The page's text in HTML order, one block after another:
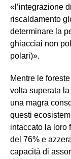
«l’integrazione
riscaldamento
determinare la
ghiacciai non
polari)».
Mentre le
volta superata
una magra
questi
intaccato la loro
del 76% e
capacità di